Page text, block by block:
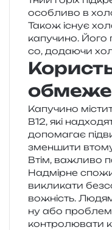
осо­бли­во в
Також існує
капу­чи­но. Його
со, дода­ю­чи
Капучино
B12, які
допо­ма­гає
змен­ши­ти
Втім, важли­во
Надмірне
викли­ка­ти
во­жність.
ну або
кон­тро­лю­ва­ти